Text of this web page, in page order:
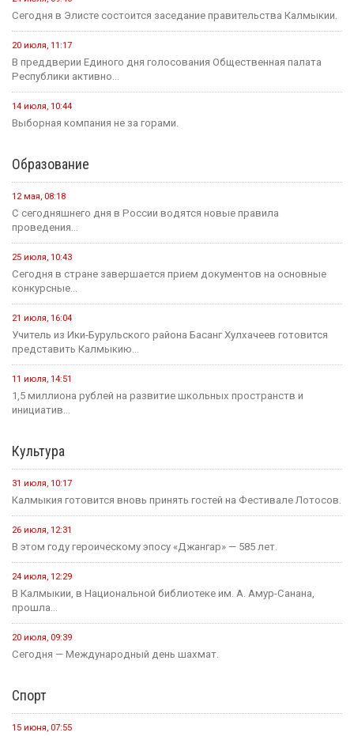
В Элисте сегодня отметят День физкультурника
В Калмыкии 25 ветеранов спецоперации с инвалидностью
получили адаптивную одежду
В этом месяце
В Калмыкии задержали жителя ХМАО, находившегося в
федеральном розыске
20 июля Событие
Россиян будут оповещать о взятых кредитах на их имя в
течение 15 минут
20 июля Событие
Началось зрительское голосование конкурса «Теегин айс»
20 июля Событие
За сутки в Калмыкии произошло одно ДТП и восемь пожаров
23 июля Событие
Минсельхоз России ждет от властей Калмыкии адресный
план по борьбе с опустыниванием
На «Дне поля — 2026» в Барнауле обсудили борьбу с
опустыниванием в Калмыкии
В Малодербетовском районе в ДТП погиб водитель
легкового автомобиля
Событие
Зрителям Телеканала «Россия 1» рассказали о том, что в
Калмыкии увековечили память о подвиге Героя России
Нарана Очир-Горяева
Новости на канале Россия 24